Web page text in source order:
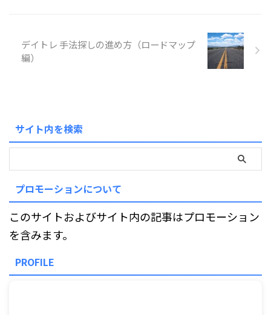
デイトレ 手法探しの進め方（ロードマップ
編）
サイト内を検索
プロモーションについて
このサイトおよびサイト内の記事はプロモーション
を含みます。
PROFILE